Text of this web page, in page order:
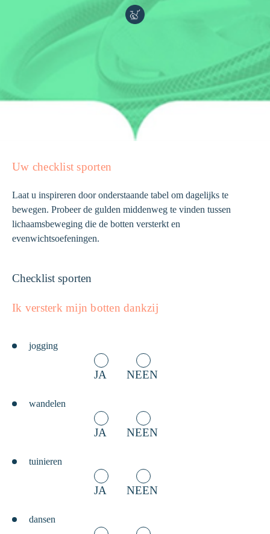
Laten we het over je botten hebben!
Valpreventie
UW VRAGEN
Uw checklist sporten
Laat u inspireren door onderstaande tabel om dagelijks te
bewegen. Probeer de gulden middenweg te vinden tussen
lichaamsbeweging die de botten versterkt en
evenwichtsoefeningen.
Checklist sporten
Ik versterk mijn botten dankzij
jogging
JA NEEN
wandelen
JA NEEN
tuinieren
JA NEEN
dansen